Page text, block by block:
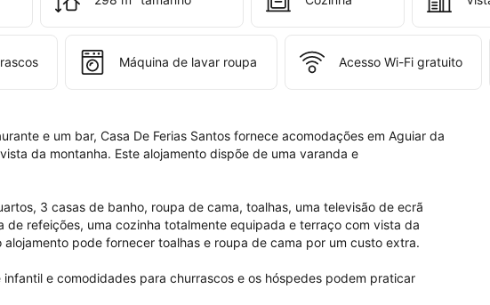
Máquina de lavar roupa Acesso Wi-Fi gratuito
e um bar, Casa De Ferias Santos fornece acomodações em Aguiar da
da montanha. Este alojamento dispõe de uma varanda e
3 casas de banho, roupa de cama, toalhas, uma televisão de ecrã
de refeições, uma cozinha totalmente equipada e terraço com vista da
pode fornecer toalhas e roupa de cama por um custo extra.
infantil e comodidades para churrascos e os hóspedes podem praticar